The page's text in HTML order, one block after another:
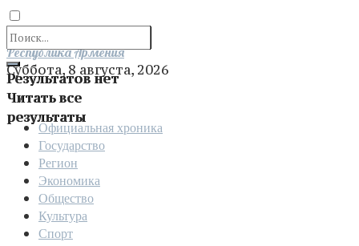
Результатов нет
Читать все
результаты
Отправить
Республика Армения
Суббота, 8 августа, 2026
Официальная хроника
Государство
Регион
Экономика
Общество
Культура
Спорт